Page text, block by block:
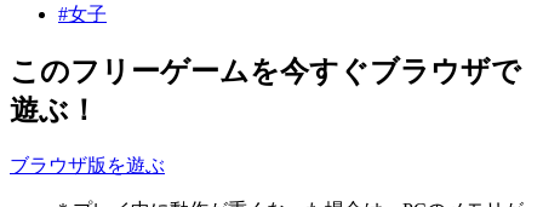
#女子
このフリーゲームを今すぐブラウザで
遊ぶ！
ブラウザ版を遊ぶ